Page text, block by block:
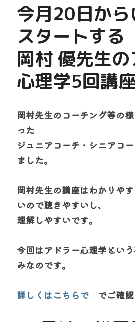
今月20日から
スタートする
岡村 優先生
心理学5回講
岡村先生のコーチング等の
った
ジュニアコーチ・シニアコ
ました。
岡村先生の講座はわかりや
いので聴きやすいし、
理解しやすいです。
今回はアドラー心理学とい
みなのです。
詳しくはこちらで でご確認